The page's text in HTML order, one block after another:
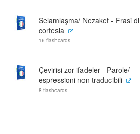
Selamlaşma/ Nezaket - Frasi di
cortesia
16 flashcards
Çevirisi zor ifadeler - Parole/
espressioni non traducibili
8 flashcards